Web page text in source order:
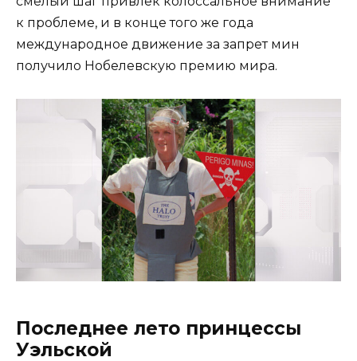
к проблеме, и в конце того же года
международное движение за запрет мин
получило Нобелевскую премию мира.
Последнее лето принцессы
Уэльской